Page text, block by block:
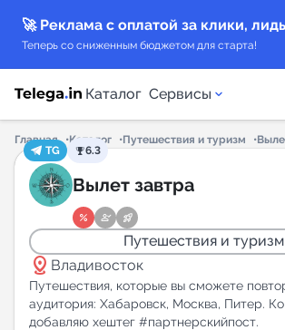
🚀 Реклама с оплатой за клики,
Теперь со сниженным бюджетом для старта!
Каталог Сервисы
Каталог каналов
Каталог ботов
Горящие предложения
Индекс читаемости каналов в
Главная Каталог Путешествия и туризм
TG
6.3
Вылет завтра
Путешествия и туризм
distance Владивосток
Путешествия, которые вы сможете
аудитория: Хабаровск, Москва, Питер.
добавляю хештег #партнерскийпост.